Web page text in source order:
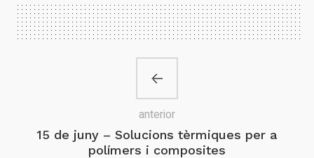
15 de juny – Solucions tèrmiques per a
polímers i composites
anterior